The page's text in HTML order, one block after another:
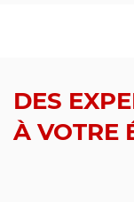
DES
À VOTRE